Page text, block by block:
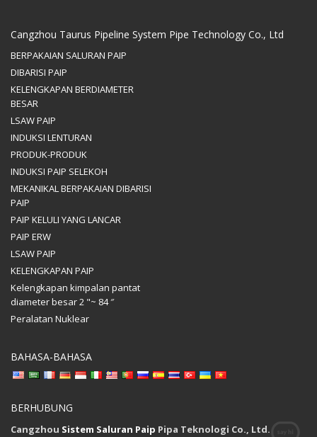
Cangzhou Taurus Pipeline System Pipe Technology Co., Ltd
BERPAKAIAN SALURAN PAIP
DIBARISI PAIP
KELENGKAPAN BERDIAMETER
BESAR
LSAW PAIP
INDUKSI LENTURAN
PRODUK-PRODUK
INDUKSI PAIP SELEKOH
MEKANIKAL BERPAKAIAN DIBARISI
PAIP
PAIP KELULI YANG LANCAR
PAIP ERW
LSAW PAIP
KELENGKAPAN PAIP
Kelengkapan kimpalan pantat
diameter besar 2 "~ 84 ″
Peralatan Nuklear
BAHASA-BAHASA
BERHUBUNG
Cangzhou Sistem Saluran Paip Pipa Teknologi Co., Ltd.